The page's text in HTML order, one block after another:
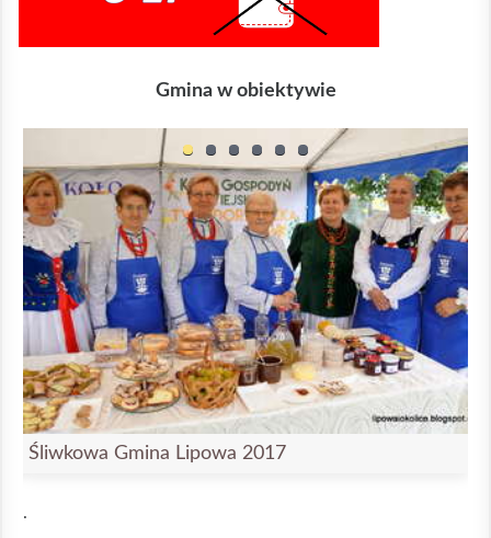
Gmina w obiektywie
Śliwkowa Gmina Lipowa 2017
.